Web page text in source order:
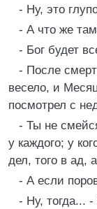
- Ну, это
- А что же
- Бог будет
- После
весело, и
посмотрел с
- Ты не
у каждого; у
дел, того в ад,
- А если
- Ну, тогда...